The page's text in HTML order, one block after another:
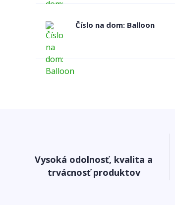
Číslo na dom: Balloon
Vysoká odolnosť, kvalita a
trvácnosť produktov